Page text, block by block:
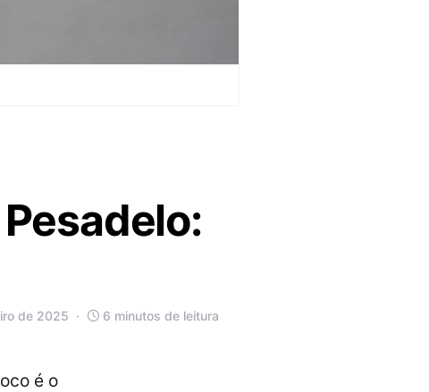
de 2025 6 minutos de leitura
é o